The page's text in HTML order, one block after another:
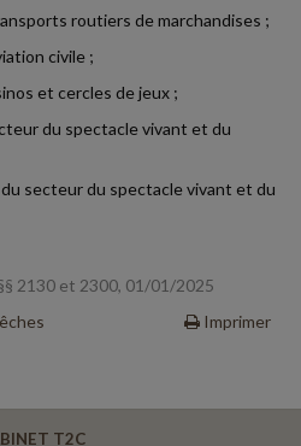
routiers de marchandises ;
civile ;
et cercles de jeux ;
du spectacle vivant et du
secteur du spectacle vivant et du
2130 et 2300, 01/01/2025
Imprimer
T2C